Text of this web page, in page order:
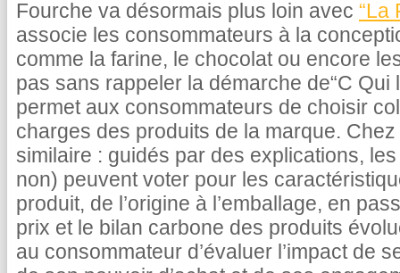
Fourche va désormais plus loin avec “La
associe les consommateurs à la
comme la farine, le chocolat ou encore
pas sans rappeler la démarche de“C Qui
permet aux consommateurs de choisir
charges des produits de la marque.
similaire : guidés par des explications,
non) peuvent voter pour les
produit, de l’origine à l’emballage, en
prix et le bilan carbone des produits
au consommateur d’évaluer l’impact de